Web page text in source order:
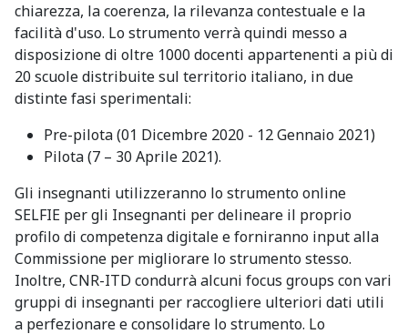
chiarezza, la coerenza, la rilevanza contestuale e la
facilità d'uso. Lo strumento verrà quindi messo a
disposizione di oltre 1000 docenti appartenenti a più di
20 scuole distribuite sul territorio italiano, in due
distinte fasi sperimentali:
Pre-pilota (01 Dicembre 2020 - 12 Gennaio 2021)
Pilota (7 – 30 Aprile 2021).
Gli insegnanti utilizzeranno lo strumento online
SELFIE per gli Insegnanti per delineare il proprio
profilo di competenza digitale e forniranno input alla
Commissione per migliorare lo strumento stesso.
Inoltre, CNR-ITD condurrà alcuni focus groups con vari
gruppi di insegnanti per raccogliere ulteriori dati utili
a perfezionare e consolidare lo strumento. Lo